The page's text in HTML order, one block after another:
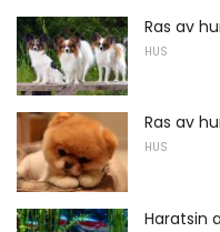
Ras av
HUS
Ras av
HUS
Haratsin